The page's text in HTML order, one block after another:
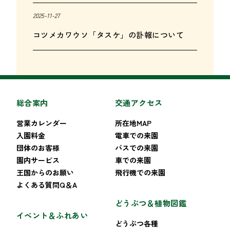
2025-11-27
コツメカワウソ「タスケ」の訃報について
総合案内
営業カレンダー
入園料金
団体のお客様
園内サービス
王国からのお願い
よくある質問Q＆A
イベント＆ふれあい
交通アクセス
所在地MAP
電車での来園
バスでの来園
車での来園
飛行機での来園
どうぶつ＆植物図鑑
どうぶつ各種